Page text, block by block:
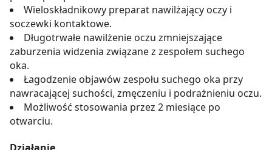
Wieloskładnikowy preparat nawilżający oczy i
soczewki kontaktowe.
Długotrwałe nawilżenie oczu zmniejszające
zaburzenia widzenia związane z zespołem suchego
oka.
Łagodzenie objawów zespołu suchego oka przy
nawracającej suchości, zmęczeniu i podrażnieniu oczu.
Możliwość stosowania przez 2 miesiące po
otwarciu.